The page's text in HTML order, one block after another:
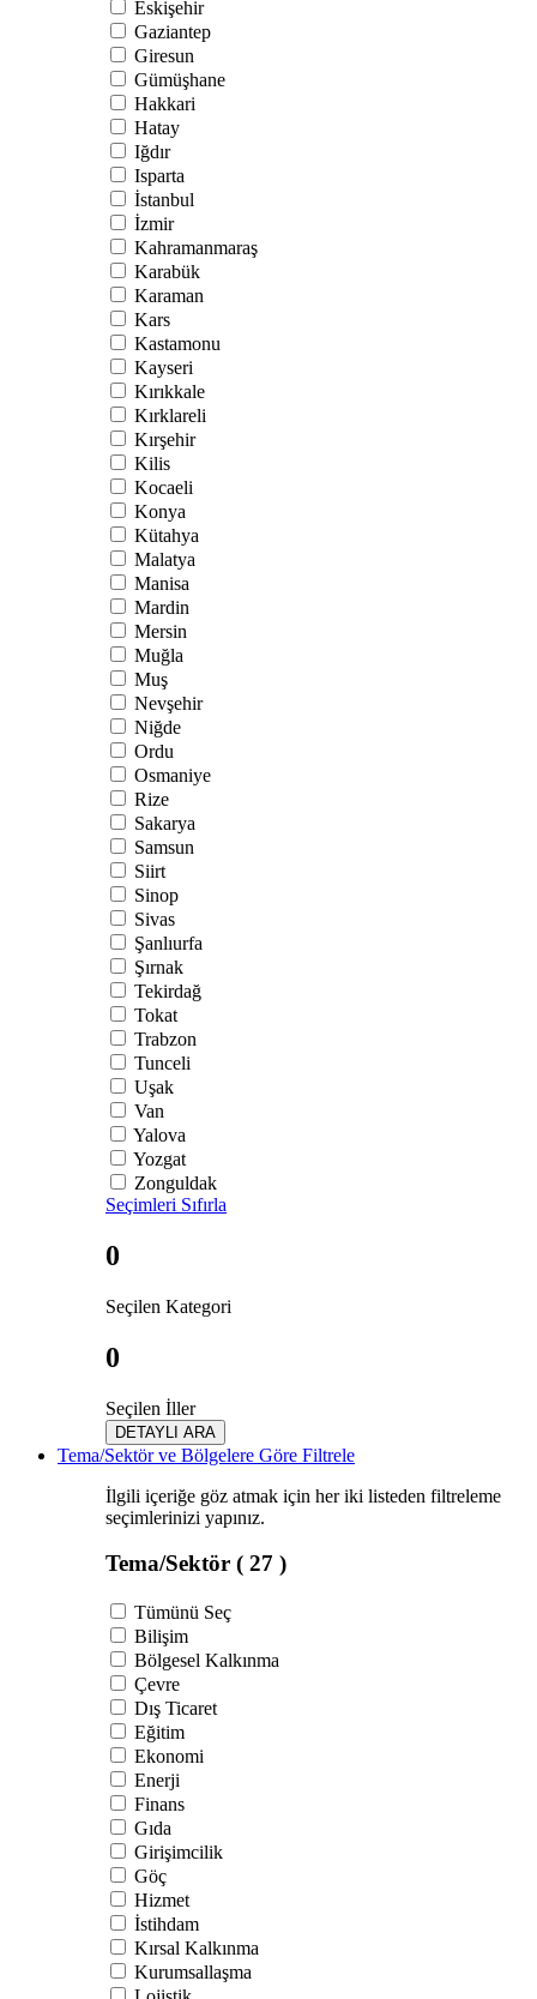
Eskişehir
Gaziantep
Giresun
Gümüşhane
Hakkari
Hatay
Iğdır
Isparta
İstanbul
İzmir
Kahramanmaraş
Karabük
Karaman
Kars
Kastamonu
Kayseri
Kırıkkale
Kırklareli
Kırşehir
Kilis
Kocaeli
Konya
Kütahya
Malatya
Manisa
Mardin
Mersin
Muğla
Muş
Nevşehir
Niğde
Ordu
Osmaniye
Rize
Sakarya
Samsun
Siirt
Sinop
Sivas
Şanlıurfa
Şırnak
Tekirdağ
Tokat
Trabzon
Tunceli
Uşak
Van
Yalova
Yozgat
Zonguldak
Seçimleri Sıfırla
0
Seçilen Kategori
0
Seçilen İller
DETAYLI ARA
Tema/Sektör ve Bölgelere Göre Filtrele
İlgili içeriğe göz atmak için her iki listeden filtreleme
seçimlerinizi yapınız.
Tema/Sektör ( 27 )
Tümünü Seç
Bilişim
Bölgesel Kalkınma
Çevre
Dış Ticaret
Eğitim
Ekonomi
Enerji
Finans
Gıda
Girişimcilik
Göç
Hizmet
İstihdam
Kırsal Kalkınma
Kurumsallaşma